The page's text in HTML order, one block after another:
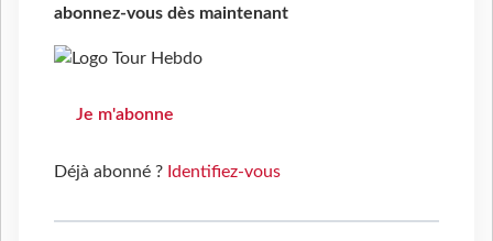
abonnez-vous dès maintenant
Je m'abonne
Déjà abonné ? Identifiez-vous